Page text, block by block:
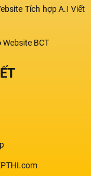
Tích hợp A.I Viết
BCT